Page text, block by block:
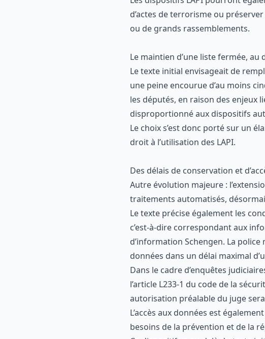
d’actes de terrorisme ou
ou de grands rassemblements.
Le maintien d’une liste fermée,
Le texte initial envisageait de
une peine encourue d’au moins
les députés, en raison des enjeux
disproportionné aux dispositifs
Le choix s’est donc porté sur un
droit à l’utilisation des LAPI.
Des délais de conservation et
Autre évolution majeure :
traitements automatisés,
Le texte précise également les
c’est-à-dire correspondant aux
d’information Schengen. La
données dans un délai maximal
Dans le cadre d’enquêtes
l’article L233-1 du code de la
autorisation préalable du juge
L’accès aux données est
besoins de la prévention et de la